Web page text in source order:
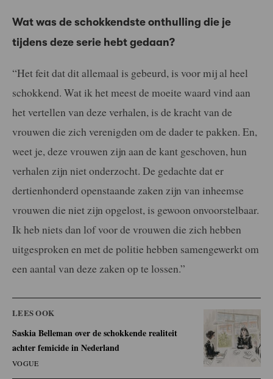
Wat was de schokkendste onthulling die je
tijdens deze serie hebt gedaan?
“Het feit dat dit allemaal is gebeurd, is voor mij al heel
schokkend. Wat ik het meest de moeite waard vind aan
het vertellen van deze verhalen, is de kracht van de
vrouwen die zich verenigden om de dader te pakken. En,
weet je, deze vrouwen zijn aan de kant geschoven, hun
verhalen zijn niet onderzocht. De gedachte dat er
dertienhonderd openstaande zaken zijn van inheemse
vrouwen die niet zijn opgelost, is gewoon onvoorstelbaar.
Ik heb niets dan lof voor de vrouwen die zich hebben
uitgesproken en met de politie hebben samengewerkt om
een aantal van deze zaken op te lossen.”
LEES OOK
Saskia Belleman over de schokkende realiteit
achter femicide in Nederland
VOGUE